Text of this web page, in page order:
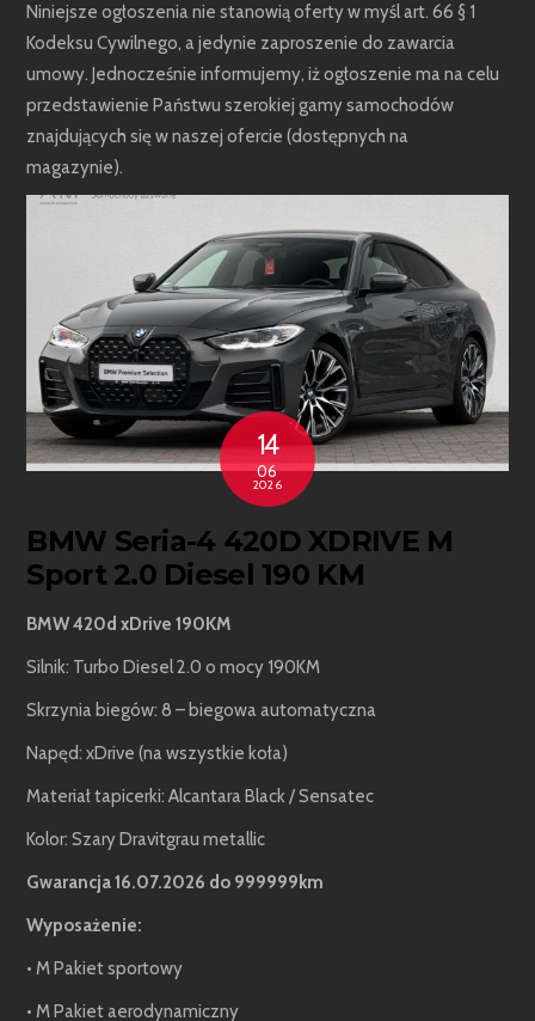
Niniejsze ogłoszenia nie stanowią oferty w myśl art. 66 § 1
Kodeksu Cywilnego, a jedynie zaproszenie do zawarcia
umowy. Jednocześnie informujemy, iż ogłoszenie ma na celu
przedstawienie Państwu szerokiej gamy samochodów
znajdujących się w naszej ofercie (dostępnych na
magazynie).
14
06
2026
BMW Seria-4 420D XDRIVE M
Sport 2.0 Diesel 190 KM
BMW 420d xDrive 190KM
Silnik: Turbo Diesel 2.0 o mocy 190KM
Skrzynia biegów: 8 – biegowa automatyczna
Napęd: xDrive (na wszystkie koła)
Materiał tapicerki: Alcantara Black / Sensatec
Kolor: Szary Dravitgrau metallic
Gwarancja 16.07.2026 do 999999km
Wyposażenie:
• M Pakiet sportowy
• M Pakiet aerodynamiczny